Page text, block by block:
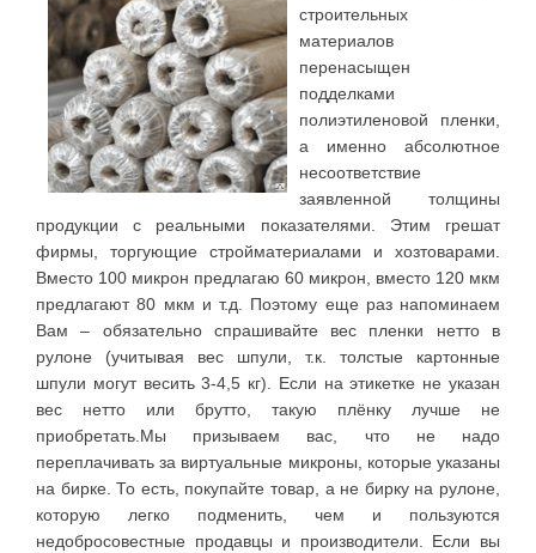
строительных
материалов
перенасыщен
подделками
полиэтиленовой пленки,
а именно абсолютное
несоответствие
заявленной толщины
продукции с реальными показателями. Этим грешат
фирмы, торгующие стройматериалами и хозтоварами.
Вместо 100 микрон предлагаю 60 микрон, вместо 120 мкм
предлагают 80 мкм и т.д. Поэтому еще раз напоминаем
Вам – обязательно спрашивайте вес пленки нетто в
рулоне (учитывая вес шпули, т.к. толстые картонные
шпули могут весить 3-4,5 кг). Если на этикетке не указан
вес нетто или брутто, такую плёнку лучше не
приобретать.Мы призываем вас, что не надо
переплачивать за виртуальные микроны, которые указаны
на бирке. То есть, покупайте товар, а не бирку на рулоне,
которую легко подменить, чем и пользуются
недобросовестные продавцы и производители. Если вы